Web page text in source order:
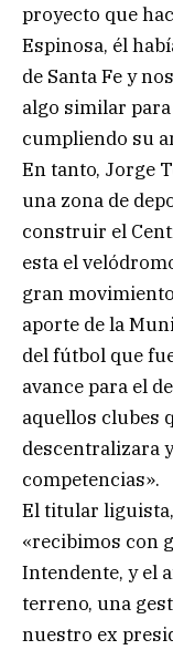
proyecto que
Espinosa, él
de Santa Fe y
algo similar
cumpliendo su
En tanto, Jorge
una zona de
construir el
esta el
gran
aporte de la
del fútbol que
avance para el
aquellos clubes
descentralizara
competencias».
El titular
«recibimos con
Intendente, y el
terreno, una
nuestro ex